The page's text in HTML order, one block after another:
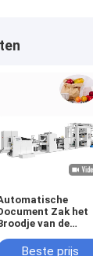
Zak het
van de
Voeden
Beste prijs